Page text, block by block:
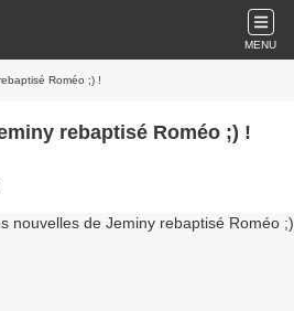
MENU
Roméo ;) !
rebaptisé Roméo ;) !